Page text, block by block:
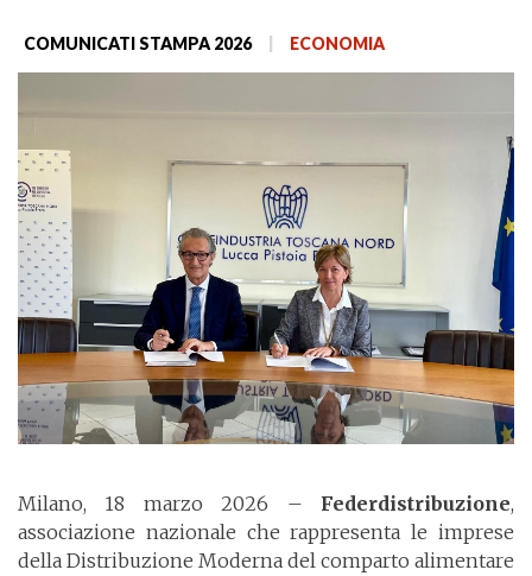
COMUNICATI STAMPA 2026 ECONOMIA
Milano, 18 marzo 2026 – Federdistribuzione,
associazione nazionale che rappresenta le imprese
della Distribuzione Moderna del comparto alimentare